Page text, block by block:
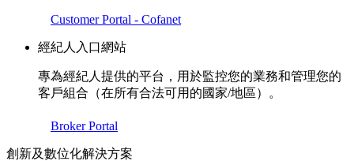
Customer Portal - Cofanet
經紀人入口網站
專為經紀人提供的平台，用於監控您的業務和管理您的
客戶組合（在所有合法可用的國家/地區）。
Broker Portal
創新及數位化解決方案